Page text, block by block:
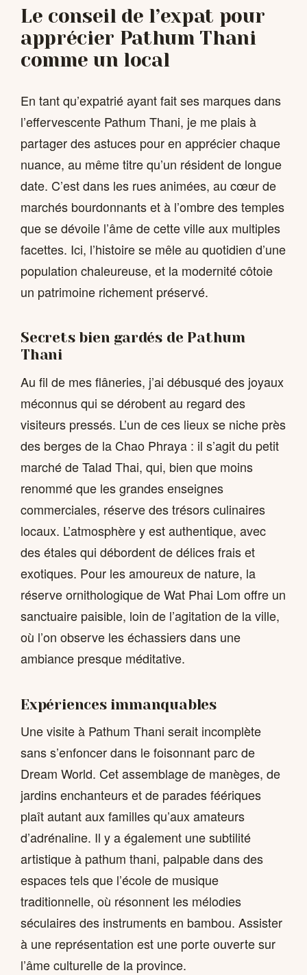
Le conseil de l’expat pour
apprécier Pathum Thani
comme un local
En tant qu’expatrié ayant fait ses marques dans
l’effervescente Pathum Thani, je me plais à
partager des astuces pour en apprécier chaque
nuance, au même titre qu’un résident de longue
date. C’est dans les rues animées, au cœur de
marchés bourdonnants et à l’ombre des temples
que se dévoile l’âme de cette ville aux multiples
facettes. Ici, l’histoire se mêle au quotidien d’une
population chaleureuse, et la modernité côtoie
un patrimoine richement préservé.
Secrets bien gardés de Pathum
Thani
Au fil de mes flâneries, j’ai débusqué des joyaux
méconnus qui se dérobent au regard des
visiteurs pressés. L’un de ces lieux se niche près
des berges de la Chao Phraya : il s’agit du petit
marché de Talad Thai, qui, bien que moins
renommé que les grandes enseignes
commerciales, réserve des trésors culinaires
locaux. L’atmosphère y est authentique, avec
des étales qui débordent de délices frais et
exotiques. Pour les amoureux de nature, la
réserve ornithologique de Wat Phai Lom offre un
sanctuaire paisible, loin de l’agitation de la ville,
où l’on observe les échassiers dans une
ambiance presque méditative.
Expériences immanquables
Une visite à Pathum Thani serait incomplète
sans s’enfoncer dans le foisonnant parc de
Dream World. Cet assemblage de manèges, de
jardins enchanteurs et de parades féériques
plaît autant aux familles qu’aux amateurs
d’adrénaline. Il y a également une subtilité
artistique à pathum thani, palpable dans des
espaces tels que l’école de musique
traditionnelle, où résonnent les mélodies
séculaires des instruments en bambou. Assister
à une représentation est une porte ouverte sur
l’âme culturelle de la province.